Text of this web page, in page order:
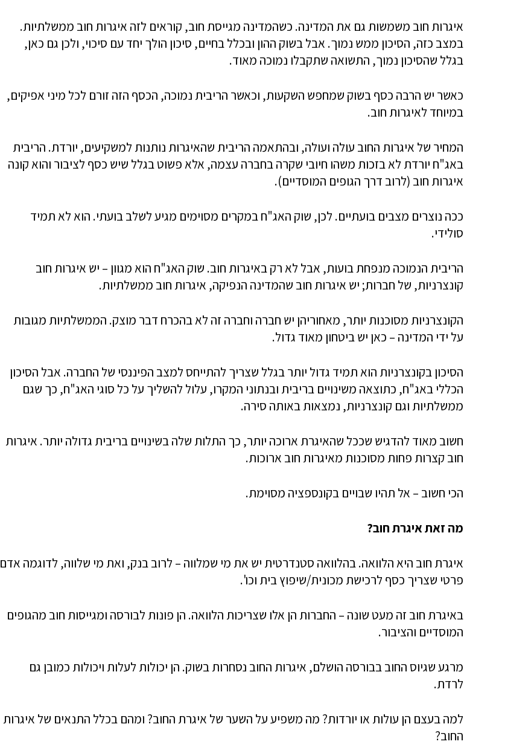
איגרות חוב משמשות גם את המדינה. כשהמדינה מגייסת חוב, קוראים לזה איגרות חוב ממשלתיות.
במצב כזה, הסיכון ממש נמוך. אבל בשוק ההון ובכלל בחיים, סיכון הולך יחד עם סיכוי, ולכן גם כאן,
בגלל שהסיכון נמוך, התשואה שתקבלו נמוכה מאוד.
כאשר יש הרבה כסף בשוק שמחפש השקעות, וכאשר הריבית נמוכה, הכסף הזה זורם לכל מיני אפיקים,
במיוחד לאיגרות חוב.
המחיר של איגרות החוב עולה ועולה, ובהתאמה הריבית שהאיגרות נותנות למשקיעים, יורדת. הריבית
באג"ח יורדת לא בזכות משהו חיובי שקרה בחברה עצמה, אלא פשוט בגלל שיש כסף לציבור והוא קונה
איגרות חוב (לרוב דרך הגופים המוסדיים).
ככה נוצרים מצבים בועתיים. לכן, שוק האג"ח במקרים מסוימים מגיע לשלב בועתי. הוא לא תמיד
סולידי.
הריבית הנמוכה מנפחת בועות, אבל לא רק באיגרות חוב. שוק האג"ח הוא מגוון – יש איגרות חוב
קונצרניות, של חברות; יש איגרות חוב שהמדינה הנפיקה, איגרות חוב ממשלתיות.
הקונצרניות מסוכנות יותר, מאחוריהן יש חברה וחברה זה לא בהכרח דבר מוצק. הממשלתיות מגובות
על ידי המדינה – כאן יש ביטחון מאוד גדול.
הסיכון בקונצרניות הוא תמיד גדול יותר בגלל שצריך להתייחס למצב הפיננסי של החברה. אבל הסיכון
הכללי באג"ח, כתוצאה משינויים בריבית ובנתוני המקרו, עלול להשליך על כל סוגי האג"ח, כך שגם
ממשלתיות וגם קונצרניות, נמצאות באותה סירה.
חשוב מאוד להדגיש שככל שהאיגרת ארוכה יותר, כך התלות שלה בשינויים בריבית גדולה יותר. איגרות
חוב קצרות פחות מסוכנות מאיגרות חוב ארוכות.
הכי חשוב – אל תהיו שבויים בקונספציה מסוימת.
מה זאת איגרת חוב?
איגרת חוב היא הלוואה. בהלוואה סטנדרטית יש את מי שמלווה – לרוב בנק, ואת מי שלווה, לדוגמה אדם
פרטי שצריך כסף לרכישת מכונית/שיפוץ בית וכו'.
באיגרת חוב זה מעט שונה – החברות הן אלו שצריכות הלוואה. הן פונות לבורסה ומגייסות חוב מהגופים
המוסדיים והציבור.
מרגע שגיוס החוב בבורסה הושלם, איגרות החוב נסחרות בשוק. הן יכולות לעלות ויכולות כמובן גם
לרדת.
למה בעצם הן עולות או יורדות? מה משפיע על השער של איגרת החוב? ומהם בכלל התנאים של איגרות
החוב?